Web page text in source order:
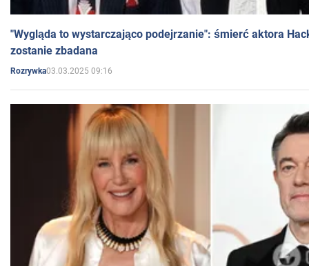
"Wygląda to wystarczająco podejrzanie": śmierć aktora
zostanie zbadana
Rozrywka03.03.2025 09:16